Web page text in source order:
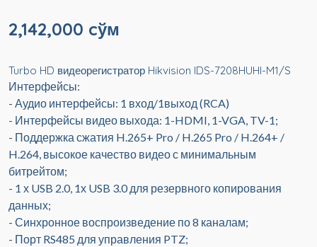
2,142,000 cўм
Turbo HD видеорегистратор Hikvision IDS-7208HUHI-M1/S
Интерфейсы:
- Аудио интерфейсы: 1 вход/1выход (RCA)
- Интерфейсы видео выхода: 1-HDMI, 1-VGA, TV-1;
- Поддержка сжатия H.265+ Pro / H.265 Pro / H.264+ /
H.264, высокое качество видео с минимальным
битрейтом;
- 1 х USB 2.0, 1х USB 3.0 для резервного копирования
данных;
- Синхронное воспроизведение по 8 каналам;
- Порт RS485 для управления PTZ;